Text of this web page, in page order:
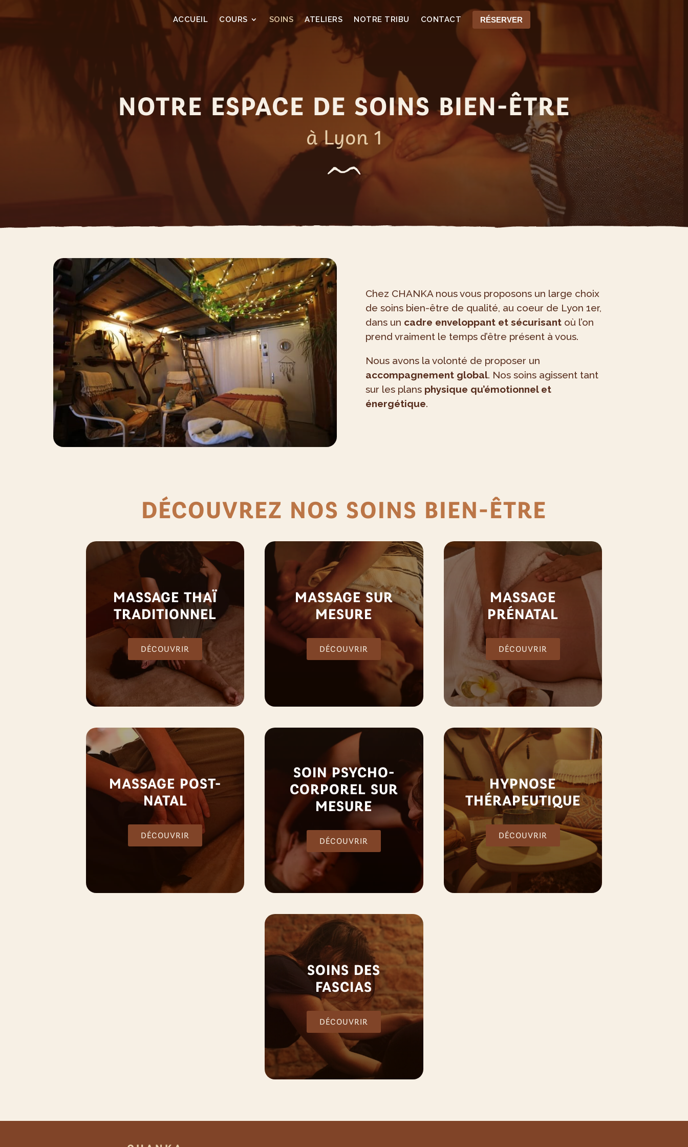
ACCUEIL COURS SOINS ATELIERS NOTRE TRIBU CONTACT RÉSERVER
NOTRE ESPACE DE SOINS BIEN-ÊTRE
à Lyon 1
Chez CHANKA nous vous proposons un large choix
de soins bien-être de qualité, au coeur de Lyon 1er,
dans un cadre enveloppant et sécurisant où l’on
prend vraiment le temps d’être présent à vous.
Nous avons la volonté de proposer un
accompagnement global. Nos soins agissent tant
sur les plans physique qu’émotionnel et
énergétique.
DÉCOUVREZ NOS SOINS BIEN-ÊTRE
MASSAGE THAÏ
TRADITIONNEL
DÉCOUVRIR
MASSAGE SUR
MESURE
DÉCOUVRIR
MASSAGE
PRÉNATAL
DÉCOUVRIR
MASSAGE POST-
NATAL
DÉCOUVRIR
SOIN PSYCHO-
CORPOREL SUR
MESURE
DÉCOUVRIR
HYPNOSE
THÉRAPEUTIQUE
DÉCOUVRIR
SOINS DES
FASCIAS
DÉCOUVRIR